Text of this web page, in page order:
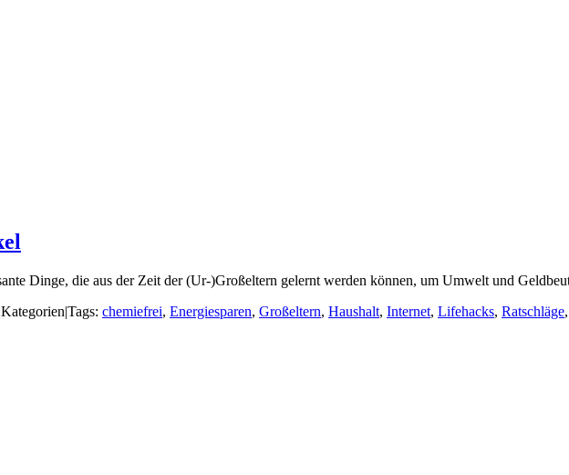
Dinge, die aus der Zeit der (Ur-)Großeltern gelernt werden können, um Umwelt und
Kategorien|Tags: chemiefrei, Energiesparen, Großeltern, Haushalt, Internet, Lifehacks, Ratschläge,